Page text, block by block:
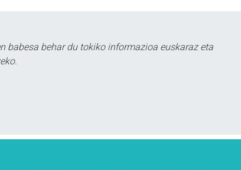
babesa behar du tokiko informazioa euskaraz eta